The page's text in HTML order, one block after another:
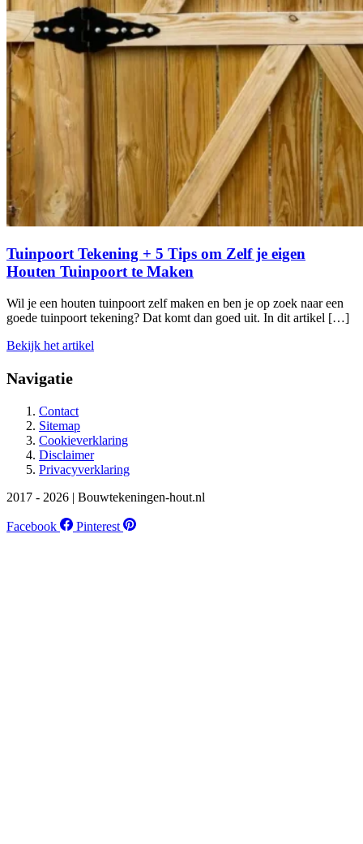
Tuinpoort Tekening + 5 Tips om Zelf je eigen
Houten Tuinpoort te Maken
Wil je een houten tuinpoort zelf maken en ben je op zoek naar een
goede tuinpoort tekening? Dat komt dan goed uit. In dit artikel […]
Bekijk het artikel
Navigatie
Contact
Sitemap
Cookieverklaring
Disclaimer
Privacyverklaring
2017 - 2026 | Bouwtekeningen-hout.nl
Facebook Pinterest